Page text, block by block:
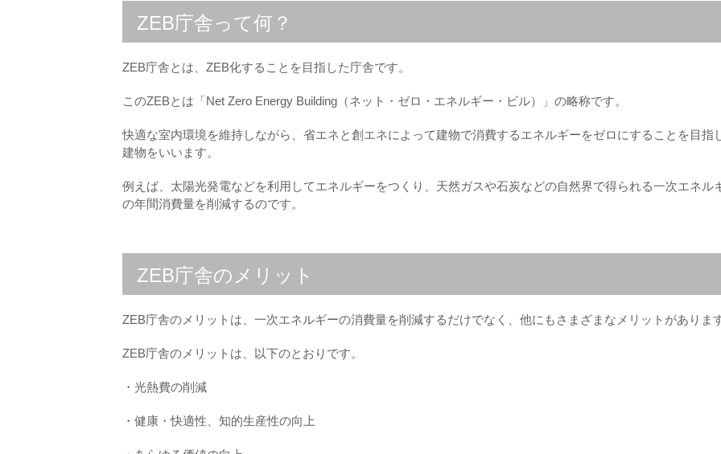
ZEB庁舎って何？
ZEB庁舎とは、ZEB化することを目指した庁舎です。
このZEBとは「Net Zero Energy Building（ネット・ゼロ・エネルギー・ビル）」の略称です。
快適な室内環境を維持しながら、省エネと創エネによって建物で消費するエネルギーをゼロにすることを目指
建物をいいます。
例えば、太陽光発電などを利用してエネルギーをつくり、天然ガスや石炭などの自然界で得られる一次エネル
の年間消費量を削減するのです。
ZEB庁舎のメリット
ZEB庁舎のメリットは、一次エネルギーの消費量を削減するだけでなく、他にもさまざまなメリットがあります
ZEB庁舎のメリットは、以下のとおりです。
・光熱費の削減
・健康・快適性、知的生産性の向上